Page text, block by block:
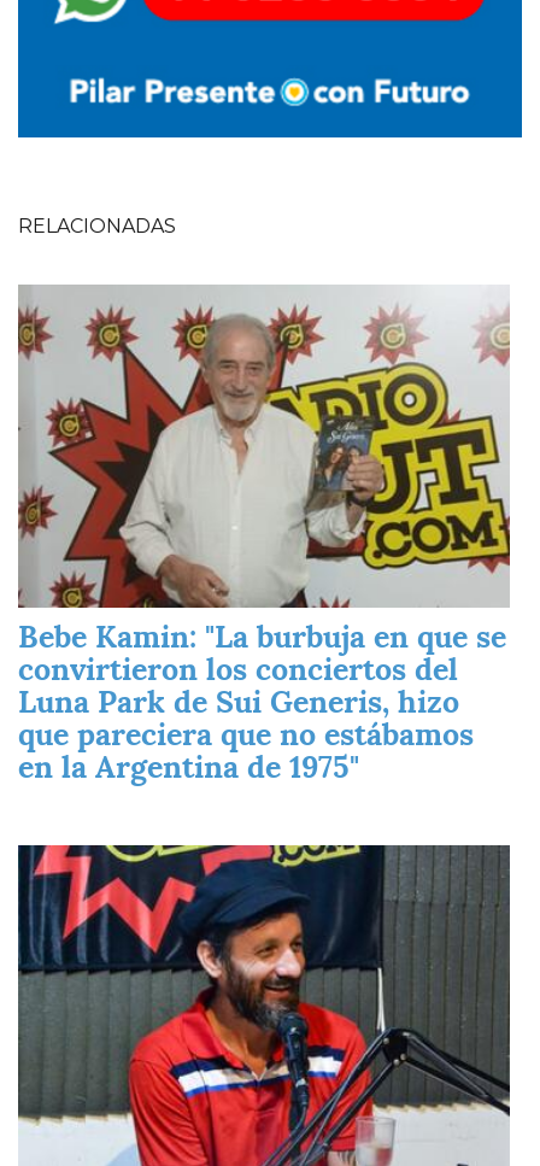
RELACIONADAS
Bebe Kamin: "La burbuja en que se
convirtieron los conciertos del
Luna Park de Sui Generis, hizo
que pareciera que no estábamos
en la Argentina de 1975"
Imagen